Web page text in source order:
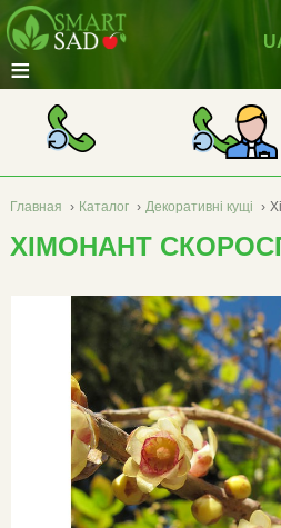
≡
Главная › Каталог › Декоративні кущі ›
ХІМОНАНТ